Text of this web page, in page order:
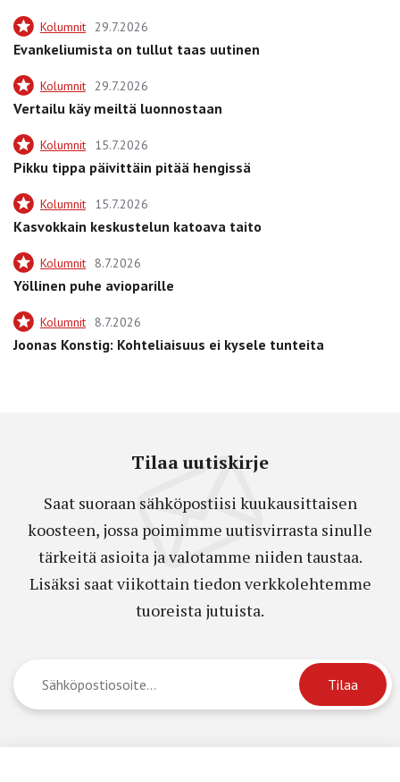
Kolumnit 29.7.2026
Evankeliumista on tullut taas uutinen
Kolumnit 29.7.2026
Vertailu käy meiltä luonnostaan
Kolumnit 15.7.2026
Pikku tippa päivittäin pitää hengissä
Kolumnit 15.7.2026
Kasvokkain keskustelun katoava taito
Kolumnit 8.7.2026
Yöllinen puhe avioparille
Kolumnit 8.7.2026
Joonas Konstig: Kohteliaisuus ei kysele tunteita
Tilaa uutiskirje
Saat suoraan sähköpostiisi kuukausittaisen
koosteen, jossa poimimme uutisvirrasta sinulle
tärkeitä asioita ja valotamme niiden taustaa.
Lisäksi saat viikottain tiedon verkkolehtemme
tuoreista jutuista.